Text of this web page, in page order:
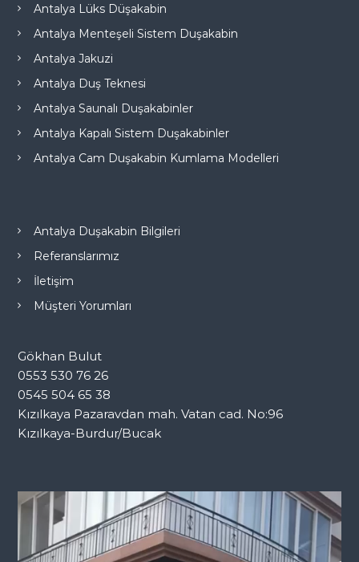
Antalya Lüks Düşakabin
Antalya Menteşeli Sistem Duşakabin
Antalya Jakuzi
Antalya Duş Teknesi
Antalya Saunalı Duşakabinler
Antalya Kapalı Sistem Duşakabinler
Antalya Cam Duşakabin Kumlama Modelleri
Antalya Duşakabin Bilgileri
Referanslarımız
İletişim
Müşteri Yorumları
Gökhan Bulut
0553 530 76 26
0545 504 65 38
Kızılkaya Pazaravdan mah. Vatan cad. No:96
Kızılkaya-Burdur/Bucak
i